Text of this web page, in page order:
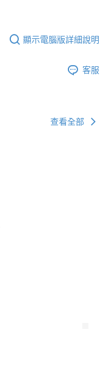
顯示電腦版詳細說明
客服
查看全部